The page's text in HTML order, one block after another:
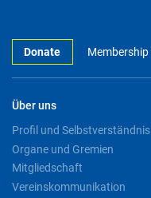
Donate Membership
Über uns
Profil und Selbstverständnis
Organe und Gremien
Mitgliedschaft
Vereinskommunikation